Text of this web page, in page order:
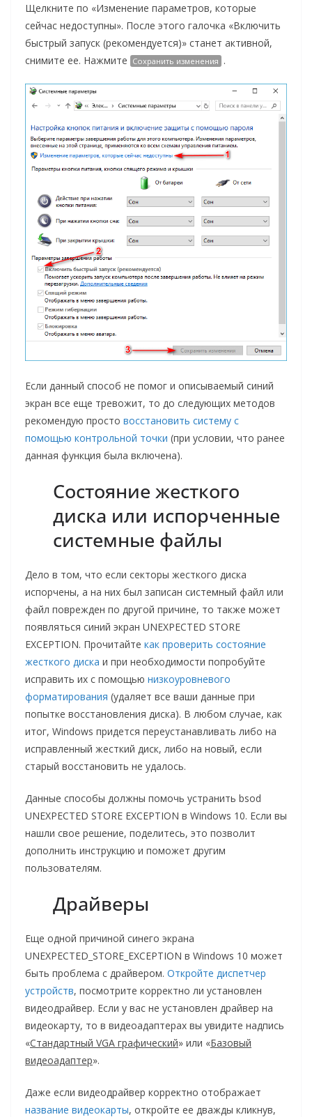
Щелкните по «Изменение параметров, которые
сейчас недоступны». После этого галочка «Включить
быстрый запуск (рекомендуется)» станет активной,
снимите ее. Нажмите Сохранить изменения .
Если данный способ не помог и описываемый синий
экран все еще тревожит, то до следующих методов
рекомендую просто восстановить систему с
помощью контрольной точки (при условии, что ранее
данная функция была включена).
Состояние жесткого
диска или испорченные
системные файлы
Дело в том, что если секторы жесткого диска
испорчены, а на них был записан системный файл или
файл поврежден по другой причине, то также может
появляться синий экран UNEXPECTED STORE
EXCEPTION. Прочитайте как проверить состояние
жесткого диска и при необходимости попробуйте
исправить их с помощью низкоуровневого
форматирования (удаляет все ваши данные при
попытке восстановления диска). В любом случае, как
итог, Windows придется переустанавливать либо на
исправленный жесткий диск, либо на новый, если
старый восстановить не удалось.
Данные способы должны помочь устранить bsod
UNEXPECTED STORE EXCEPTION в Windows 10. Если вы
нашли свое решение, поделитесь, это позволит
дополнить инструкцию и поможет другим
пользователям.
Драйверы
Еще одной причиной синего экрана
UNEXPECTED_STORE_EXCEPTION в Windows 10 может
быть проблема с драйвером. Откройте диспетчер
устройств, посмотрите корректно ли установлен
видеодрайвер. Если у вас не установлен драйвер на
видеокарту, то в видеоадаптерах вы увидите надпись
«Стандартный VGA графический» или «Базовый
видеоадаптер».
Даже если видеодрайвер корректно отображает
название видеокарты, откройте ее дважды кликнув,